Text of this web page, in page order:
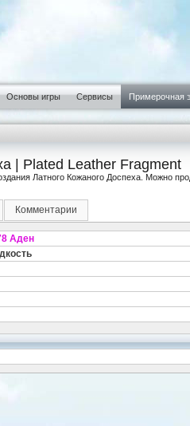
Основы игры Сервисы Примерочная
| Plated Leather Fragment
Латного Кожаного Доспеха. Можно
Комментарии
Аден